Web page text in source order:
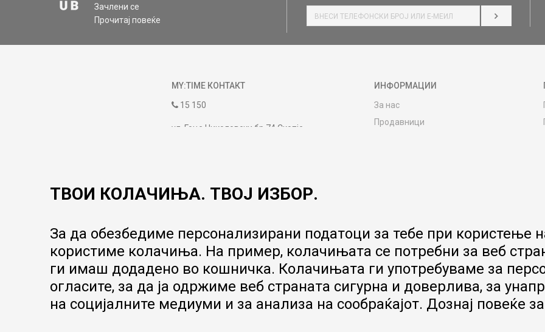
Зачлени се
Прочитај повеќе
НАЈАВИ СЕ
MY:TIME КОНТАКТ
15 150
ул. Гоце Николовски бр.74 Скопје
09:00 до 17:00
ИНФОРМАЦИИ
За нас
Продавници
Гаранција за производ
Ценовник
ТВОИ КОЛАЧИЊА. ТВОЈ ИЗБОР.
За да обезбедиме персонализирани податоци за тебе при користење
користиме колачиња. На пример, колачињата се потребни за веб
ги имаш додадено во кошничка. Колачињата ги употребуваме за
огласите, за да ја одржиме веб страната сигурна и доверлива, за
на социјалните медиуми и за анализа на сообраќајот. Дознај повеќе за